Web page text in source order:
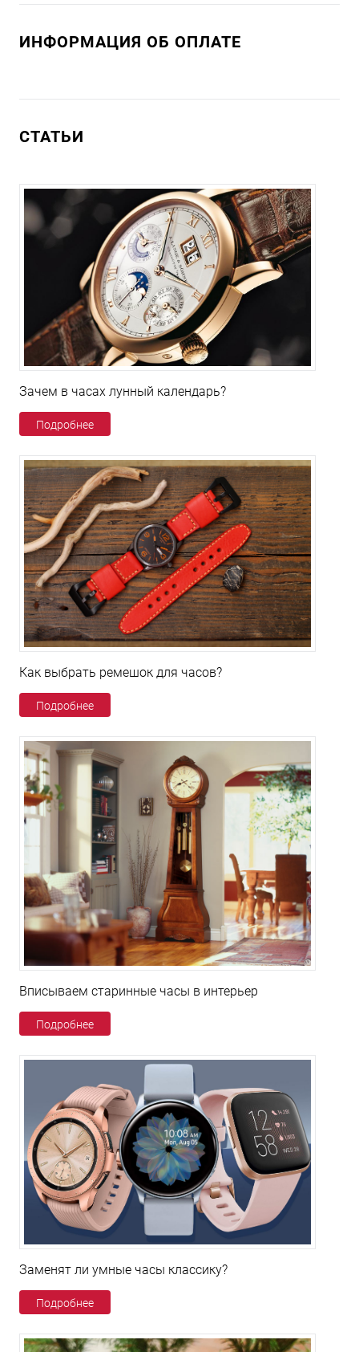
ИНФОРМАЦИЯ ОБ ОПЛАТЕ
СТАТЬИ
Зачем в часах лунный календарь?
Подробнее
Как выбрать ремешок для часов?
Подробнее
Вписываем старинные часы в интерьер
Подробнее
Заменят ли умные часы классику?
Подробнее